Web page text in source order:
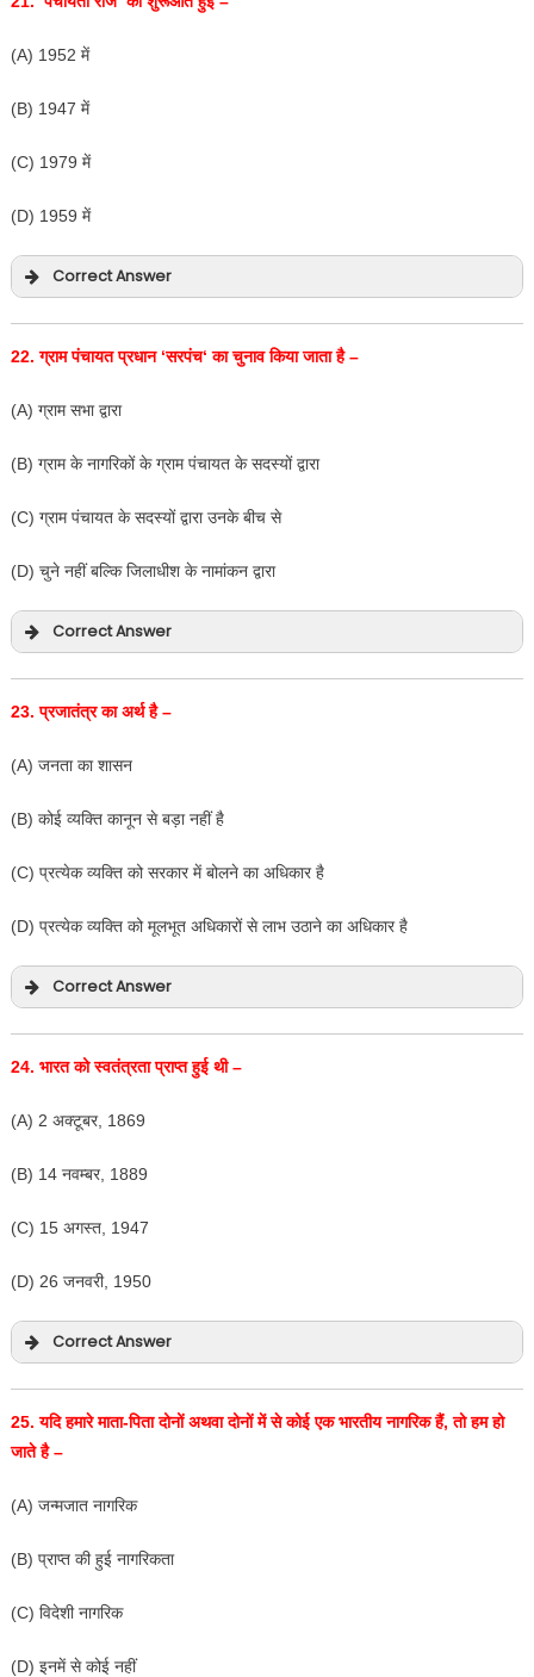
(A) 1952 में
(B) 1947 में
(C) 1979 में
(D) 1959 में
Correct Answer
22.ग्राम पंचायत प्रधान ‘सरपंच‘का चुनाव किया जाता है –
(A) ग्राम सभा द्वारा
(B) ग्राम के नागरिकों के ग्राम पंचायत के सदस्यों द्वारा
(C) ग्राम पंचायत के सदस्यों द्वारा उनके बीच से
(D) चुने नहीं बल्कि जिलाधीश के नामांकन द्वारा
Correct Answer
23.प्रजातंत्र का अर्थ है –
(A) जनता का शासन
(B) कोई व्यक्ति कानून से बड़ा नहीं है
(C) प्रत्येक व्यक्ति को सरकार में बोलने का अधिकार है
(D) प्रत्येक व्यक्ति को मूलभूत अधिकारों से लाभ उठाने का अधिकार है
Correct Answer
24. भारत को स्वतंत्रता प्राप्त हुई थी –
(A) 2 अक्टूबर, 1869
(B) 14 नवम्बर, 1889
(C) 15 अगस्त, 1947
(D) 26 जनवरी, 1950
Correct Answer
25.यदि हमारे माता-पिता दोनों अथवा दोनों में से कोई एक भारतीय नागरिक हैं,तो हम हो
जाते है –
(A) जन्मजात नागरिक
(B) प्राप्त की हुई नागरिकता
(C) विदेशी नागरिक
(D) इनमें से कोई नहीं